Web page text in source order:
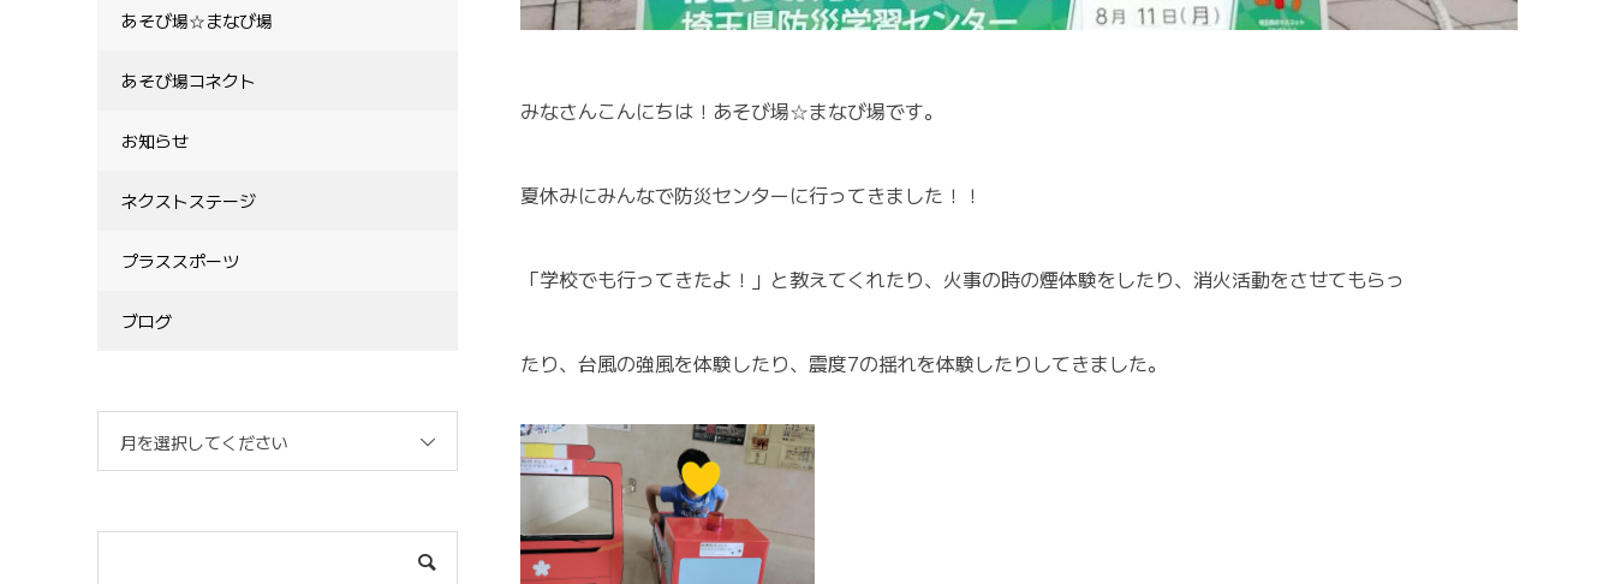
みなさんこんにちは！あそび場☆まなび場です。
夏休みにみんなで防災センターに行ってきました！！
「学校でも行ってきたよ！」と教えてくれたり、火事の時の煙体験をしたり、消火活動をさせてもらっ
たり、台風の強風を体験したり、震度7の揺れを体験したりしてきました。
あそび場☆まなび場
あそび場コネクト
お知らせ
ネクストステージ
プラススポーツ
ブログ
月を選択してください